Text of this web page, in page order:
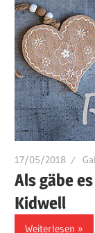
17/05/2018
Als gäbe
Kidwell
Weiterlesen